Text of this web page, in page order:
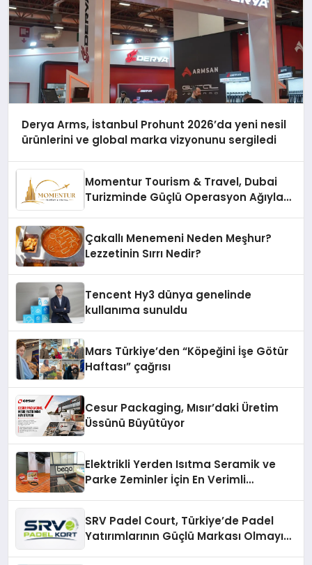
Derya Arms, İstanbul Prohunt 2026’da yeni nesil
ürünlerini ve global marka vizyonunu sergiledi
Momentur Tourism & Travel, Dubai
Turizminde Güçlü Operasyon Ağıyla
Çakallı Menemeni Neden Meşhur?
Lezzetinin Sırrı Nedir?
Tencent Hy3 dünya genelinde
kullanıma sunuldu
Mars Türkiye’den “Köpeğini İşe Götür
Haftası” çağrısı
Cesur Packaging, Mısır’daki Üretim
Üssünü Büyütüyor
Elektrikli Yerden Isıtma Seramik ve
Parke Zeminler İçin En Verimli
SRV Padel Court, Türkiye’de Padel
Yatırımlarının Güçlü Markası Olmayı